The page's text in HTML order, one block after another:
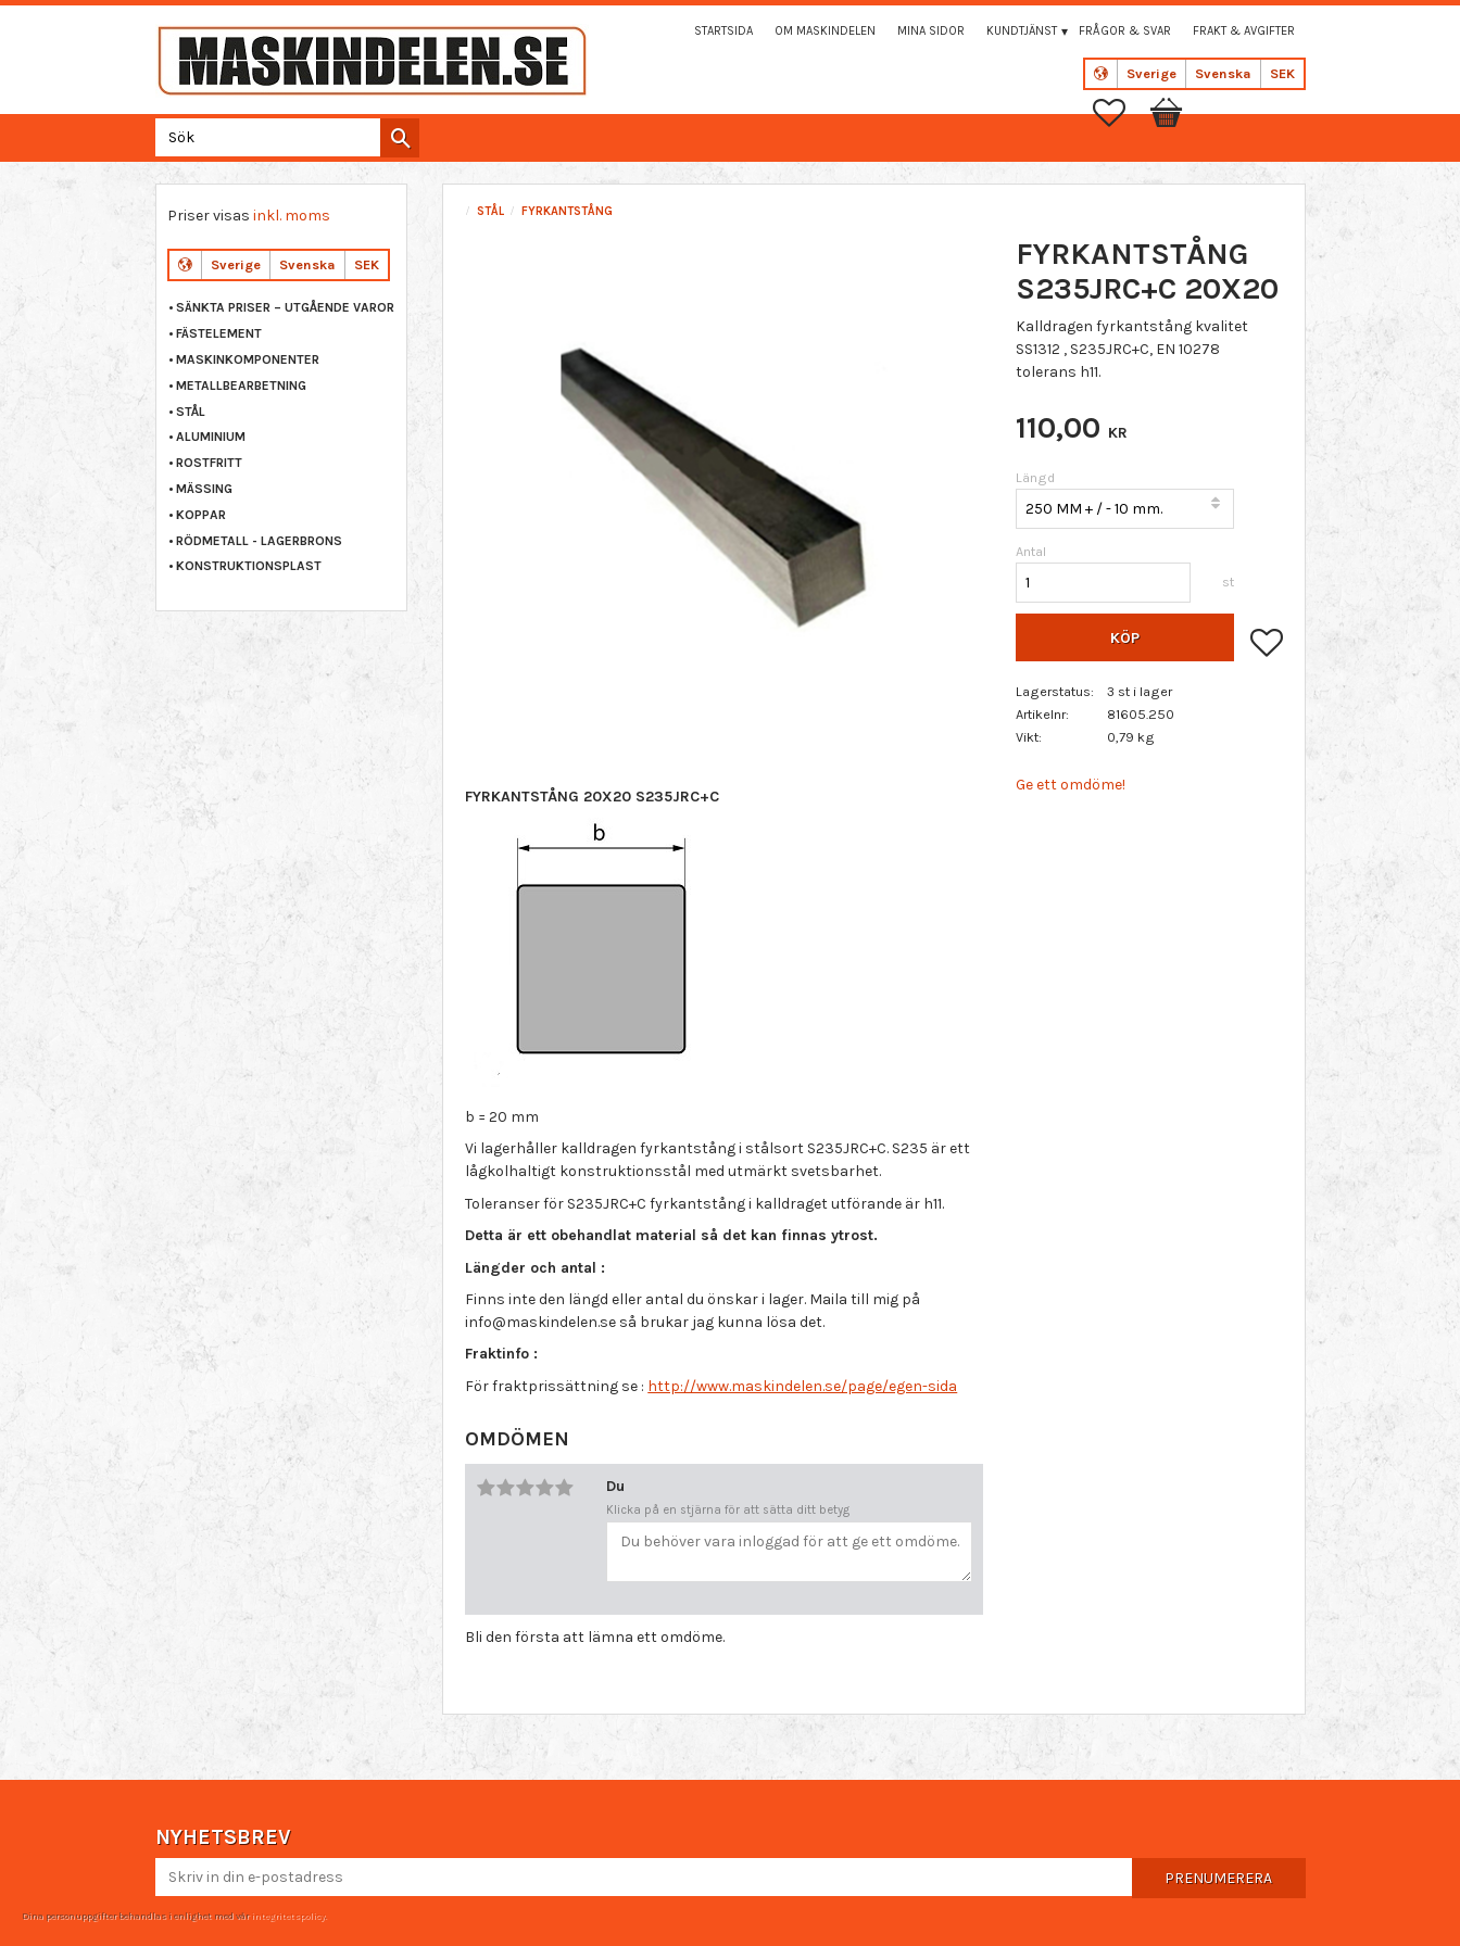
Sverige Svenska SEK
STARTSIDA OM MASKINDELEN MINA SIDOR KUNDTJÄNST FRÅGOR & SVAR FRAKT & AVGIFTER
Favoriter
Kundvagn
STÅL FYRKANTSTÅNG
FYRKANTSTÅNG
S235JRC+C 20X20
Kalldragen fyrkantstång kvalitet
SS1312 , S235JRC+C, EN 10278
tolerans h11.
110,00 KR
Längd
Antal
st
KÖP Lägg till i favoriter
Lagerstatus
3 st i lager
Artikelnr
81605.250
Vikt
0,79 kg
Ge ett omdöme!
FYRKANTSTÅNG 20X20 S235JRC+C
b = 20 mm
Vi lagerhåller kalldragen fyrkantstång i stålsort S235JRC+C. S235 är ett
lågkolhaltigt konstruktionsstål med utmärkt svetsbarhet.
Toleranser för S235JRC+C fyrkantstång i kalldraget utförande är h11.
Detta är ett obehandlat material så det kan finnas ytrost.
Längder och antal :
Finns inte den längd eller antal du önskar i lager. Maila till mig på
info@maskindelen.se så brukar jag kunna lösa det.
Fraktinfo :
För fraktprissättning se : http://www.maskindelen.se/page/egen-sida
OMDÖMEN
Du
Klicka på en stjärna för att sätta ditt betyg
Bli den första att lämna ett omdöme.
Priser visas inkl. moms
Sverige Svenska SEK
SÄNKTA PRISER – UTGÅENDE VAROR
FÄSTELEMENT
MASKINKOMPONENTER
METALLBEARBETNING
STÅL
ALUMINIUM
ROSTFRITT
MÄSSING
KOPPAR
RÖDMETALL - LAGERBRONS
KONSTRUKTIONSPLAST
NYHETSBREV
PRENUMERERA
Dina personuppgifter behandlas i enlighet med vår integritetspolicy.